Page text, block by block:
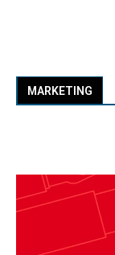
MARKETING